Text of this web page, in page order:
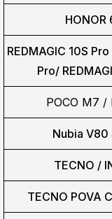
HONOR
REDMAGIC 10S Pro
Pro/
POCO M7 /
Nubia V80
TECNO /
TECNO POVA